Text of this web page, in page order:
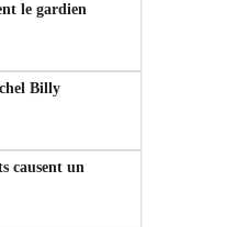
le gardien
Billy
causent un